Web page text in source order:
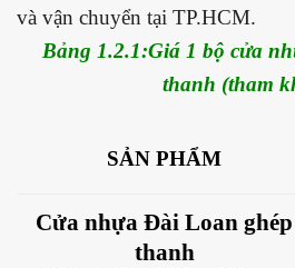
và vận chuyển tại TP.HCM.
Bảng 1.2.1:Giá 1 bộ cửa
thanh (tham
SẢN PHẨM
Cửa nhựa Đài Loan ghép
thanh